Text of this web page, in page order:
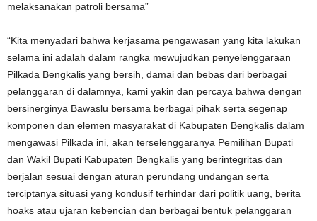
melaksanakan patroli bersama”
“Kita menyadari bahwa kerjasama pengawasan yang kita lakukan
selama ini adalah dalam rangka mewujudkan penyelenggaraan
Pilkada Bengkalis yang bersih, damai dan bebas dari berbagai
pelanggaran di dalamnya, kami yakin dan percaya bahwa dengan
bersinerginya Bawaslu bersama berbagai pihak serta segenap
komponen dan elemen masyarakat di Kabupaten Bengkalis dalam
mengawasi Pilkada ini, akan terselenggaranya Pemilihan Bupati
dan Wakil Bupati Kabupaten Bengkalis yang berintegritas dan
berjalan sesuai dengan aturan perundang undangan serta
terciptanya situasi yang kondusif terhindar dari politik uang, berita
hoaks atau ujaran kebencian dan berbagai bentuk pelanggaran